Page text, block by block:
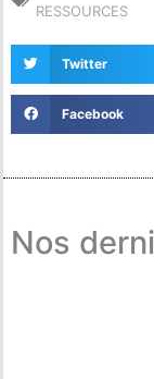
RESSOURCES
Twitter
Facebook
Nos